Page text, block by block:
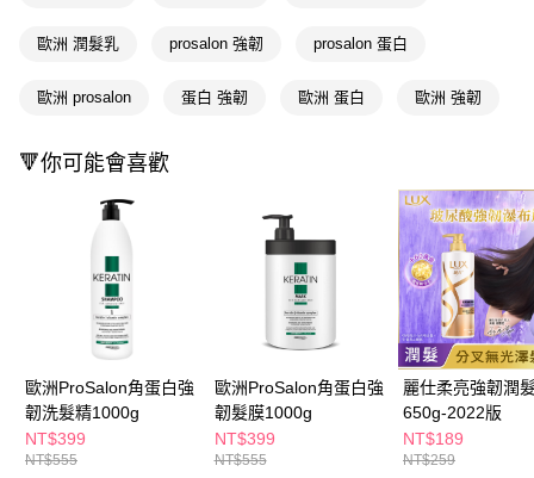
相關說明
便利好安心！
２．便利：只要手機號碼，簡訊認證，即可結帳。
３．安心：先確認商品／服務後，再付款。
【「AFTEE先享後付」結帳流程】
１．於結帳方式選擇「AFTEE先享後付」後，將跳轉至「AFTEE先享後付」
結帳頁面，進行簡訊認證並確認金額後，即可完成結帳。
２．訂單成立數日內，您將收到繳費通知簡訊。
３．收到繳費通知簡訊後14天內，點擊此簡訊中的連結，可透過四大超商／
ATM／網路銀行／等多元方式進行付款，方視為交易完成。
※ 請注意：結帳手續完成當下不需立刻繳費，但若您需要取消訂單，請聯絡
購買商品的店家。未經商家同意取消之訂單仍視為有效，需透過AFTEE先享
後付繳納相關費用。
※ 交易是否成功請以「AFTEE先享後付 」之結帳頁面顯示為準，若有關於
是否繳費成功／繳費後需取消欲退款等相關疑問，請聯繫「AFTEE先享後付
客戶支援中心」
https://netprotections.freshdesk.com/support/home
全家取貨付款
每筆NT$65，滿NT$390(含以上)免運費
付款後全家取貨
每筆NT$65，滿NT$390(含以上)免運費
萊爾富取貨付款
每筆NT$65，滿NT$490(含以上)免運費
付款後萊爾富取貨
每筆NT$65，滿NT$490(含以上)免運費
歐洲 潤髮乳 prosalon 強韌 prosalon 蛋白
歐洲 prosalon 蛋白 強韌 歐洲 蛋白 歐洲 強韌
🔻你可能會喜歡
歐洲ProSalon角蛋白強
韌洗髮精1000g
NT$399
NT$555
歐洲ProSalon角蛋白強
韌髮膜1000g
NT$399
NT$555
麗仕柔亮強韌潤
650g-2022版
NT$189
NT$259